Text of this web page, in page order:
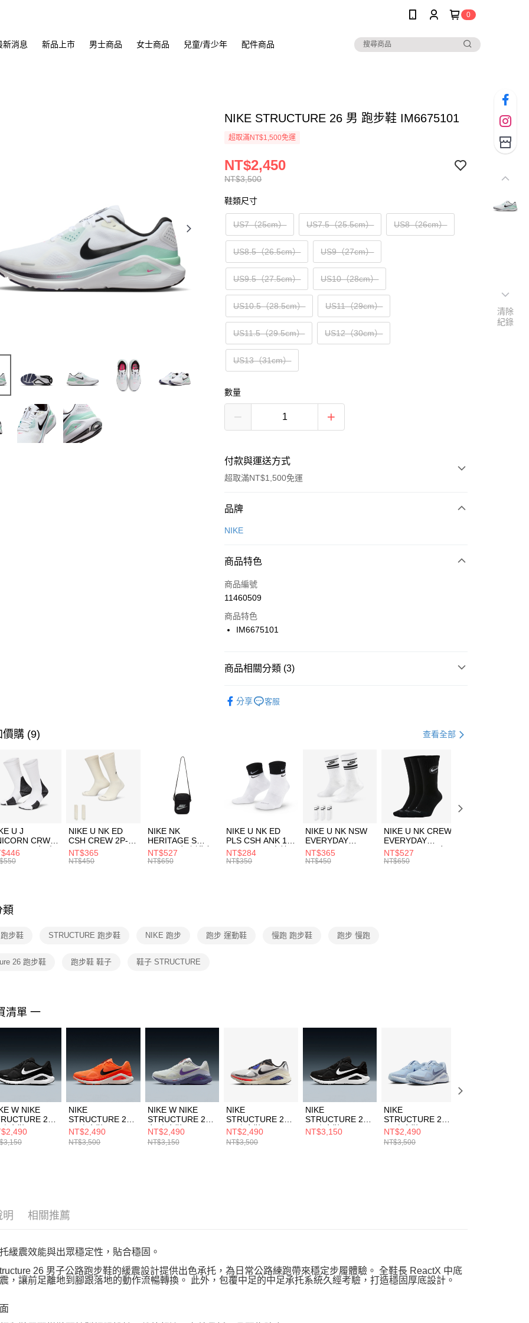
0
新消息 新品上市 男士商品 女士商品 兒童/青少年 配件商品
NIKE STRUCTURE 26 男 跑步鞋 IM6675101
超取滿NT$1,500免運
NT$3,500
NT$2,450
鞋類尺寸
US7（25cm） US7.5（25.5cm） US8（26cm）
US8.5（26.5cm） US9（27cm）
US9.5（27.5cm） US10（28cm）
US10.5（28.5cm） US11（29cm）
US11.5（29.5cm） US12（30cm）
US13（31cm）
數量
付款與運送方式
超取滿NT$1,500免運
付款方式
信用卡一次付款
合作金庫商業銀行
華南商業銀行
上海商業儲蓄銀行
國泰世華商業銀行
聯邦商業銀行
台新國際商業銀行
LINE Pay
Apple Pay
【關於「AFTEE先享後付」】
３．安心：先確認商品／服務後，再付款。
【「AFTEE先享後付」結帳流程】
１．於結帳方式選擇「AFTEE先享後付」後，將跳轉至「AFTEE先享後
付」結帳頁面，進行簡訊認證並確認金額後，即可完成結帳。
２．訂單成立數日內，您將收到繳費通知簡訊。
３．收到繳費通知簡訊後14天內，點擊此簡訊中的連結，可透過四大超商
／ATM／網路銀行／等多元方式進行付款，方視為交易完成。
※ 請注意：結帳手續完成當下不需立刻繳費，但若您需要取消訂單，請聯
絡購買商品的店家。未經商家同意取消之訂單仍視為有效，需透過AFTEE
先享後付繳納相關費用。
１．透過由恩沛科技股份有限公司提供之「AFTEE先享後付」服務完成之
交易，需依本服務之必要範圍內提供個人資料，並將交易相關給付款項請
形，恩沛科技股份有限公司將有權停止該用戶之使用額度並採取法律行
每筆NT$100，滿NT$1,500(含以上)免運費
每筆NT$100，滿NT$1,500(含以上)免運費
付款後門市自取
每筆NT$100，滿NT$1,500(含以上)免運費
品牌
NIKE
商品特色
商品編號
11460509
商品特色
IM6675101
商品相關分類 (3)
分享 客服
價購 (9) 查看全部
U J
CRW
-160 男女 中
FZ3393100
NIKE U NK ED
CSH CREW 2P-
144 EMBRDY 男
女 短統襪
NT$365
NT$450
NIKE NK
HERITAGE S
SMIT 男女 側背包
BA5871010
NT$527
NT$650
NIKE U NK ED
PLS CSH ANK 1P
144 DBL 男 中統
襪 DH4058104
NT$284
NT$350
NIKE U NK NSW
EVERYDAY
ESSENTIAL CR
男女 短統襪
NT$365
NT$450
NIKE U NK CREW
EVERYDAY
BBALL 3PR 男女
長統襪
NT$527
NT$650
類
步鞋 STRUCTURE 跑步鞋 NIKE 跑步 跑步 運動鞋 慢跑 跑步鞋 跑步 慢跑
26 跑步鞋 跑步鞋 鞋子 鞋子 STRUCTURE
清單 一
W NIKE
26
步鞋
NIKE
STRUCTURE 26
男 跑步鞋
HJ1102800
NT$2,490
NT$3,500
NIKE W NIKE
STRUCTURE 26
女 跑步鞋
HJ1101102
NT$2,490
NT$3,150
NIKE
STRUCTURE 26
男 跑步鞋
IM6777121
NT$2,490
NT$3,500
NIKE
STRUCTURE 26
男 跑步鞋
HJ1102002
NT$3,150
NIKE
STRUCTURE 26
男 跑步鞋
HJ1102401
NT$2,490
NT$3,500
明 相關推薦
緩震效能與出眾穩定性，貼合穩固。
26 男子公路跑步鞋的緩震設計提供出色承托，為日常公路練跑帶來穩定步履體驗。 全鞋長 ReactX 中底
，讓前足離地到腳跟落地的動作流暢轉換。 此外，包覆中足的中足承托系統久經考驗，打造穩固厚底設計。
清除
紀錄